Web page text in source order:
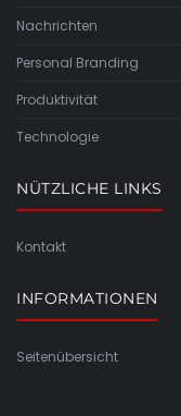
Nachrichten
Personal Branding
Produktivität
Technologie
NÜTZLICHE LINKS
Kontakt
INFORMATIONEN
Seitenübersicht